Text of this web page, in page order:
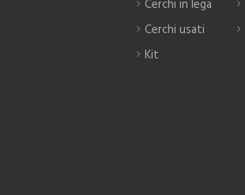
Cerchi in lega
Cerchi usati
Kit